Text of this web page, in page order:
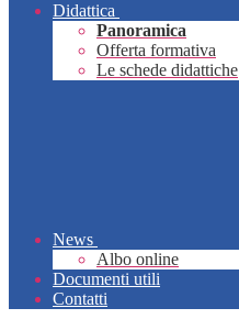
Didattica
Panoramica
Offerta formativa
Le schede didattiche
News
Albo online
Documenti utili
Contatti